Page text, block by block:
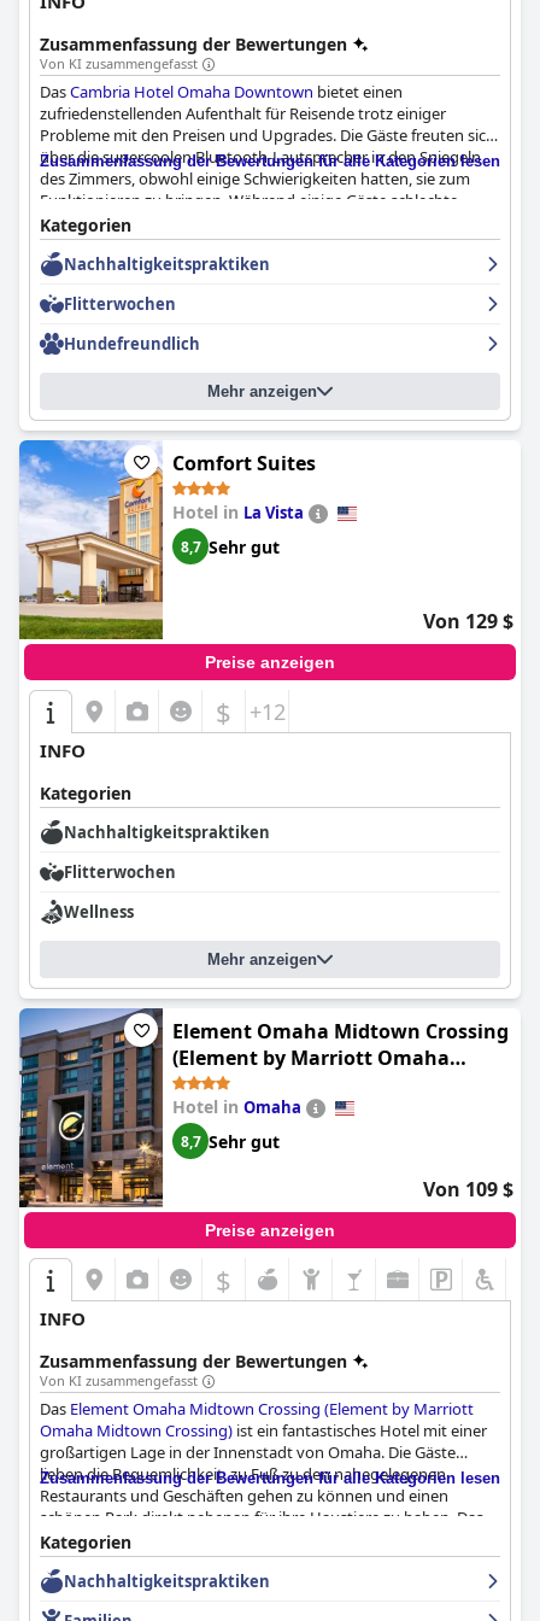
Zusammenfassung der Bewertungen
Von KI zusammengefasst
DasCambria Hotel Omaha Downtown bietet einen
zufriedenstellenden Aufenthalt für Reisende trotz einiger
Probleme mit den Preisen und Upgrades. Die Gäste freuten sich
über die supercoolen Bluetooth-Lautsprecher in den Spiegeln
des Zimmers, obwohl einige Schwierigkeiten hatten, sie zum
Funktionieren zu bringen. Während einige Gäste schlechte
Erfahrungen mit den Einrichtungen und Dienstleistungen des
Hotels gemacht haben, fanden andere sie gut genug, um
wiederzukommen. Auch das Einchecken war für einige ein
eine annehmbare Drei-Sterne-Option in der Gegend.
Zusammenfassung der Bewertungen für alle Kategorien lesen
Kategorien
Nachhaltigkeitspraktiken
Flitterwochen
Hundefreundlich
Mehr anzeigen
Comfort Suites
Hotel in La Vista
8,7 Sehr gut
Von 129 $
Preise anzeigen
$ +12
INFO
Kategorien
Nachhaltigkeitspraktiken
Flitterwochen
Wellness
Mehr anzeigen
Element Omaha Midtown Crossing
(Element by Marriott Omaha
Midtown Crossing)
Hotel in Omaha
8,7 Sehr gut
Von 109 $
Preise anzeigen
$
INFO
Zusammenfassung der Bewertungen
Von KI zusammengefasst
Das Element Omaha Midtown Crossing (Element by Marriott
Omaha Midtown Crossing) ist ein fantastisches Hotel mit einer
großartigen Lage in der Innenstadt von Omaha. Die Gäste
lieben die Bequemlichkeit, zu Fuß zu den nahegelegenen
Restaurants und Geschäften gehen zu können und einen
schönen Park direkt nebenan für ihre Haustiere zu haben. Das
Parkhaus ist ebenfalls ausgezeichnet und ein
Lebensmittelgeschäft befindet sich im Erdgeschoss. Das
Frühstück hat gemischte Kritiken erhalten, aber viele Gäste
haben von der Qualität der Speisen geschwärmt. Die Zimmer
Zusammenfassung der Bewertungen für alle Kategorien lesen
Kategorien
Nachhaltigkeitspraktiken